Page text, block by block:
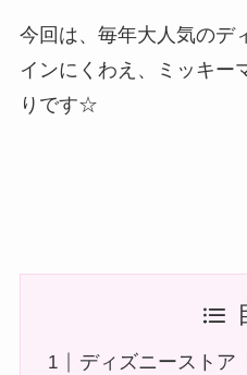
今回は、毎年大人気のデ
インにくわえ、ミッキー
りです☆
ディズニーストア